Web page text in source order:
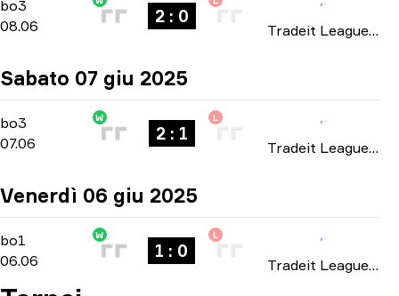
bo3 -bo3
08.06
2 : 0
Tradeit League FE Masters: Season 7 2025
Sabato 07 giu 2025
bo3 -bo3
07.06
W
2 : 1
L
Tradeit League FE Masters: Season 7 2025
Venerdì 06 giu 2025
bo1 -bo1
06.06
W
1 : 0
L
Tradeit League FE Masters: Season 7 2025